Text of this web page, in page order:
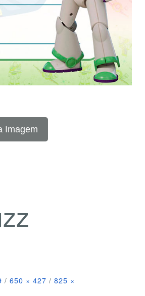
Imagem
/ 650 × 427 / 825 ×